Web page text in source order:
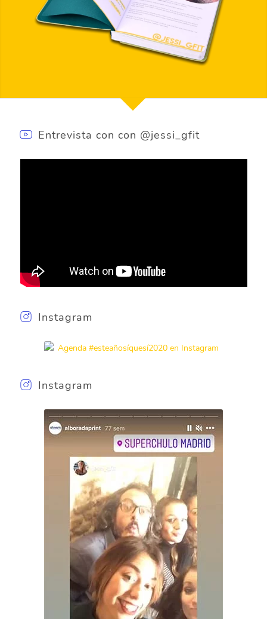
Entrevista con con @jessi_gfit
Instagram
Instagram